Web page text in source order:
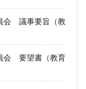
会 議事要旨（教
会 要望書（教育